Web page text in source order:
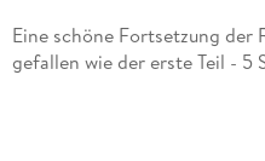
Eine schöne Fortsetzung der
gefallen wie der erste Teil - 5